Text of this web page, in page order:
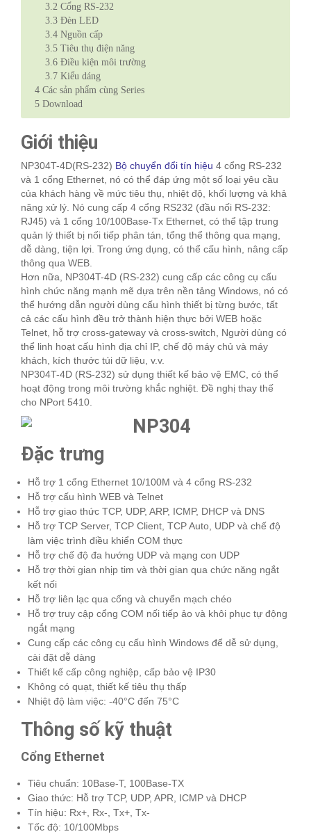
3.2 Cổng RS-232
3.3 Đèn LED
3.4 Nguồn cấp
3.5 Tiêu thụ điện năng
3.6 Điều kiện môi trường
3.7 Kiểu dáng
4 Các sản phẩm cùng Series
5 Download
Giới thiệu
NP304T-4D(RS-232) Bộ chuyển đổi tín hiệu 4 cổng RS-232
và 1 cổng Ethernet, nó có thể đáp ứng một số loại yêu cầu
của khách hàng về mức tiêu thụ, nhiệt độ, khối lượng và khả
năng xử lý. Nó cung cấp 4 cổng RS232 (đầu nối RS-232:
RJ45) và 1 cổng 10/100Base-Tx Ethernet, có thể tập trung
quản lý thiết bị nối tiếp phân tán, tổng thể thông qua mạng,
dễ dàng, tiện lợi. Trong ứng dụng, có thể cấu hình, nâng cấp
thông qua WEB.
Hơn nữa, NP304T-4D (RS-232) cung cấp các công cụ cấu
hình chức năng mạnh mẽ dựa trên nền tảng Windows, nó có
thể hướng dẫn người dùng cấu hình thiết bị từng bước, tất
cả các cấu hình đều trở thành hiện thực bởi WEB hoặc
Telnet, hỗ trợ cross-gateway và cross-switch, Người dùng có
thể linh hoạt cấu hình địa chỉ IP, chế độ máy chủ và máy
khách, kích thước túi dữ liệu, v.v.
NP304T-4D (RS-232) sử dụng thiết kế bảo vệ EMC, có thể
hoạt động trong môi trường khắc nghiệt. Đề nghị thay thế
cho NPort 5410.
Đặc trưng
Hỗ trợ 1 cổng Ethernet 10/100M và 4 cổng RS-232
Hỗ trợ cấu hình WEB và Telnet
Hỗ trợ giao thức TCP, UDP, ARP, ICMP, DHCP và DNS
Hỗ trợ TCP Server, TCP Client, TCP Auto, UDP và chế độ
làm việc trình điều khiển COM thực
Hỗ trợ chế độ đa hướng UDP và mạng con UDP
Hỗ trợ thời gian nhịp tim và thời gian qua chức năng ngắt
kết nối
Hỗ trợ liên lạc qua cổng và chuyển mạch chéo
Hỗ trợ truy cập cổng COM nối tiếp ảo và khôi phục tự động
ngắt mạng
Cung cấp các công cụ cấu hình Windows để dễ sử dụng,
cài đặt dễ dàng
Thiết kế cấp công nghiệp, cấp bảo vệ IP30
Không có quạt, thiết kế tiêu thụ thấp
Nhiệt độ làm việc: -40°C đến 75°C
Thông số kỹ thuật
Cổng Ethernet
Tiêu chuẩn: 10Base-T, 100Base-TX
Giao thức: Hỗ trợ TCP, UDP, APR, ICMP và DHCP
Tín hiệu: Rx+, Rx-, Tx+, Tx-
Tốc độ: 10/100Mbps